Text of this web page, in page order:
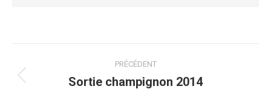
article
PRÉCÉDENT
Article
Sortie champignon 2014